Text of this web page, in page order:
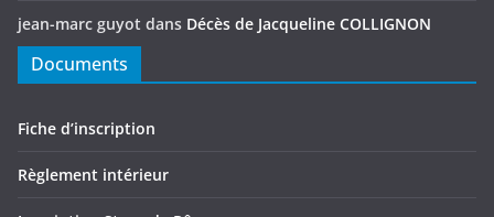
jean-marc guyot dans Décès de Jacqueline COLLIGNON
Documents
Fiche d’inscription
Règlement intérieur